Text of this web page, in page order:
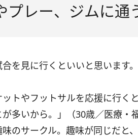
プレー、ジムに通
合を見に行くといいと思います
ットやフットサルを応援に行く
多いから。」（30歳／医療・
のサークル。趣味が同じだと